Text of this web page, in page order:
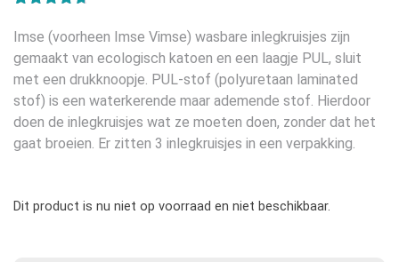
4.63op 5
gebaseerd
opklant
waarderingen
Imse (voorheen Imse Vimse) wasbare inlegkruisjes zijn
gemaakt van ecologisch katoen en een laagje PUL, sluit
met een drukknoopje. PUL-stof (polyuretaan laminated
stof) is een waterkerende maar ademende stof. Hierdoor
doen de inlegkruisjes wat ze moeten doen, zonder dat het
gaat broeien. Er zitten 3 inlegkruisjes in een verpakking.
Dit product is nu niet op voorraad en niet beschikbaar.